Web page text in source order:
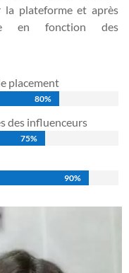
la plateforme et après
en fonction des
placement
80%
80%
des influenceurs
75%
75%
90%
90%